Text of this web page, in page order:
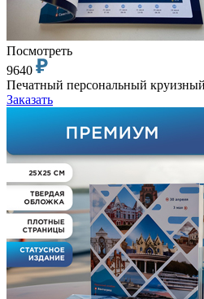
Посмотреть
9640
Печатный персональный
Заказать